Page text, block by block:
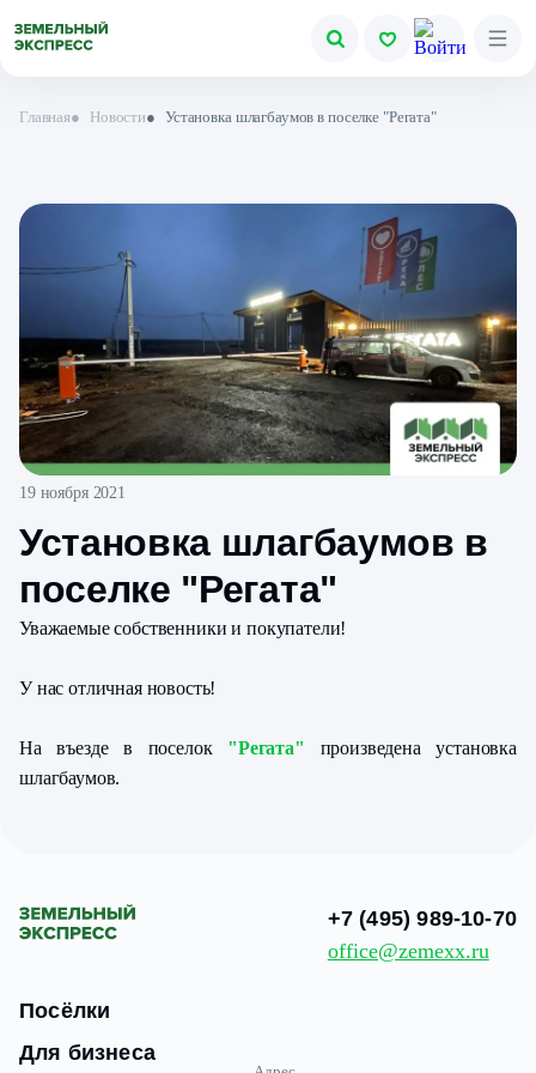
Главная● Новости● Установка шлагбаумов в поселке "Регата"
19 ноября 2021
Установка шлагбаумов в
поселке "Регата"
Уважаемые собственники и покупатели!
У нас отличная новость!
На въезде в поселок "Регата"
произведена установка
шлагбаумов.
Посёлки
Для бизнеса
+7 (495) 989-10-70
office@zemexx.ru